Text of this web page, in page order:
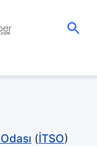
(İTSO)